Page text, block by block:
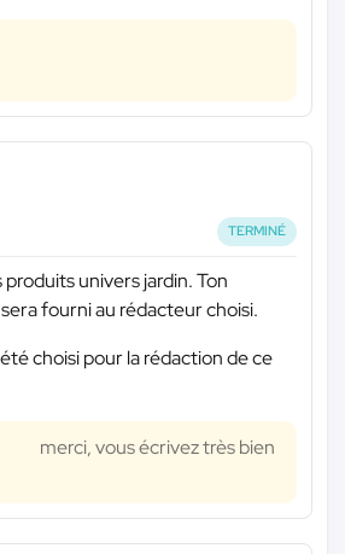
TERMINÉ
univers jardin. Ton
fourni au rédacteur choisi.
choisi pour la rédaction de ce
merci, vous écrivez très bien